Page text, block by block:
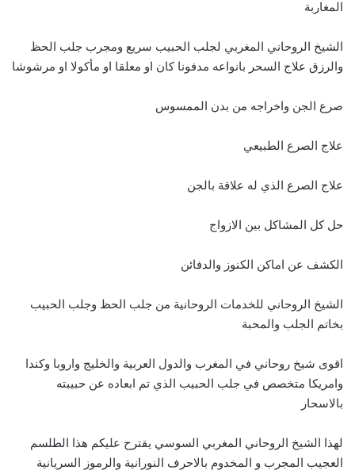
المغاربة
الشيخ الروحاني المغربي لجلب الحبيب سريع ومجرب جلب الحظ
والرزق علاج السحر بانواعه مدفونا كان او معلقا او مأكولا او مرشوشا
صرع الجن واخراجه من بدن الممسوس
علاج الصرع الطبيعي
علاج الصرع الذي له علاقة بالجن
حل كل المشاكل بين الازواج
الكشف عن اماكن الكنوز والدفائن
الشيخ الروحاني للخدمات الروحانية من جلب الحظ وجلب الحبيب
بخاتم الجلب والمحبة
اقوى شيخ روحاني في المغرب والدول العربية والخليج واروبا وكندا
وامريكا متخصص في جلب الحبيب الذي تم ابعاده عن حبيبته
بالاسحار
لهذا الشيخ الروحاني المغربي السوسي يقترح عليكم هذا الطلسم
العجيب المجرب و المخدوم بالاحرف النورانية والرموز السريانية